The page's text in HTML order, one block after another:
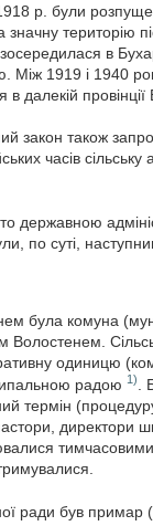
р. були
територію
в
1919 і 1940
в далекій
закон також
часів
державною
по суті,
була комуна
Волостенем.
одиницю
радою 1)
.
термін
директори
ради був примар